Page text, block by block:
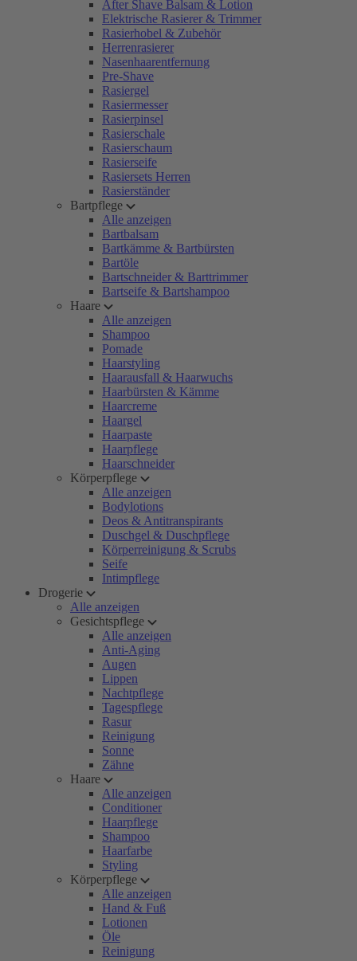
After Shave Balsam & Lotion
Elektrische Rasierer & Trimmer
Rasierhobel & Zubehör
Herrenrasierer
Nasenhaarentfernung
Pre-Shave
Rasiergel
Rasiermesser
Rasierpinsel
Rasierschale
Rasierschaum
Rasierseife
Rasiersets Herren
Rasierständer
Bartpflege
Alle anzeigen
Bartbalsam
Bartkämme & Bartbürsten
Bartöle
Bartschneider & Barttrimmer
Bartseife & Bartshampoo
Haare
Alle anzeigen
Shampoo
Pomade
Haarstyling
Haarausfall & Haarwuchs
Haarbürsten & Kämme
Haarcreme
Haargel
Haarpaste
Haarpflege
Haarschneider
Körperpflege
Alle anzeigen
Bodylotions
Deos & Antitranspirants
Duschgel & Duschpflege
Körperreinigung & Scrubs
Seife
Intimpflege
Drogerie
Alle anzeigen
Gesichtspflege
Alle anzeigen
Anti-Aging
Augen
Lippen
Nachtpflege
Tagespflege
Rasur
Reinigung
Sonne
Zähne
Haare
Alle anzeigen
Conditioner
Haarpflege
Shampoo
Haarfarbe
Styling
Körperpflege
Alle anzeigen
Hand & Fuß
Lotionen
Öle
Reinigung